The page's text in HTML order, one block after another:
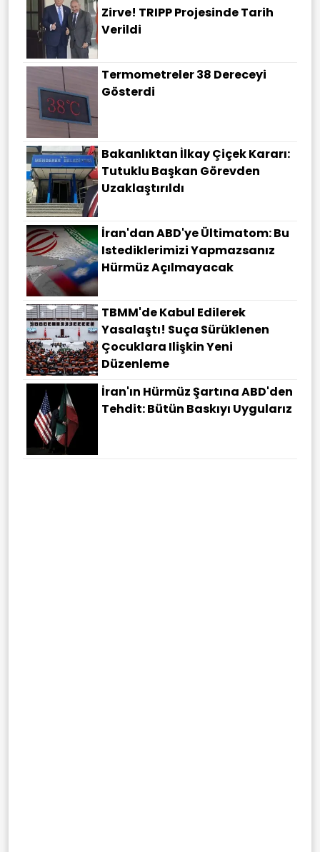
Zirve! TRIPP Projesinde Tarih
Verildi
Termometreler 38 Dereceyi
Gösterdi
Bakanlıktan İlkay Çiçek Kararı:
Tutuklu Başkan Görevden
Uzaklaştırıldı
İran'dan ABD'ye Ültimatom: Bu
Istediklerimizi Yapmazsanız
Hürmüz Açılmayacak
TBMM'de Kabul Edilerek
Yasalaştı! Suça Sürüklenen
Çocuklara Ilişkin Yeni
Düzenleme
İran'ın Hürmüz Şartına ABD'den
Tehdit: Bütün Baskıyı Uygularız